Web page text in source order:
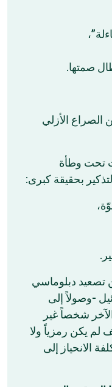
صمتها.
الصراع الأزلي
تحت وطأة
بحقيقة كبرى:
تصعيد دبلوماسي
-وصولاً إلى
شخصاً غير
لم يكن رمزياً ولا
الانحياز إلى